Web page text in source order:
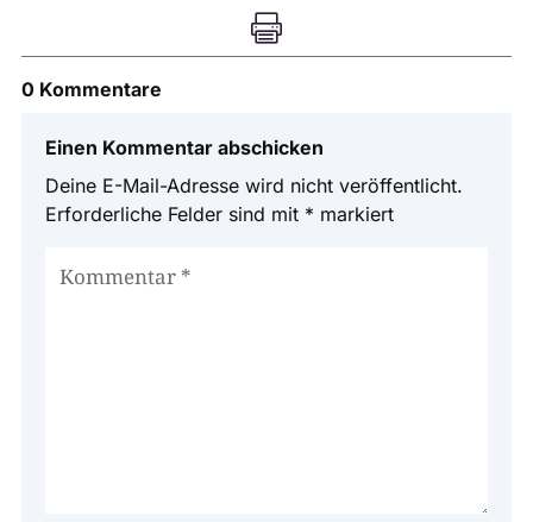

0 Kommentare
Einen Kommentar abschicken
Deine E-Mail-Adresse wird nicht veröffentlicht.
Erforderliche Felder sind mit * markiert